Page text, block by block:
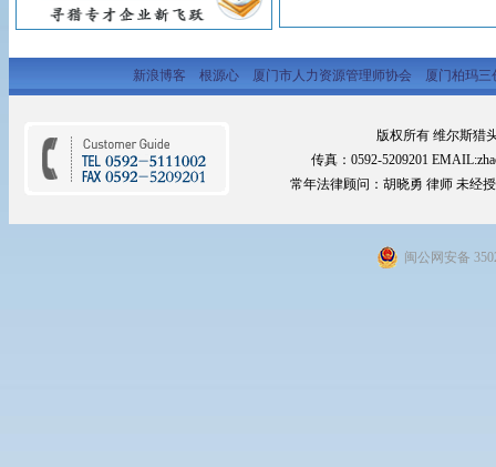
新浪博客 根源心 厦门市人力资源管理师协会 厦门柏玛
版权所有 维尔斯猎
传真：0592-5209201
常年法律顾问：胡晓勇 律师 未经
闽公网安备